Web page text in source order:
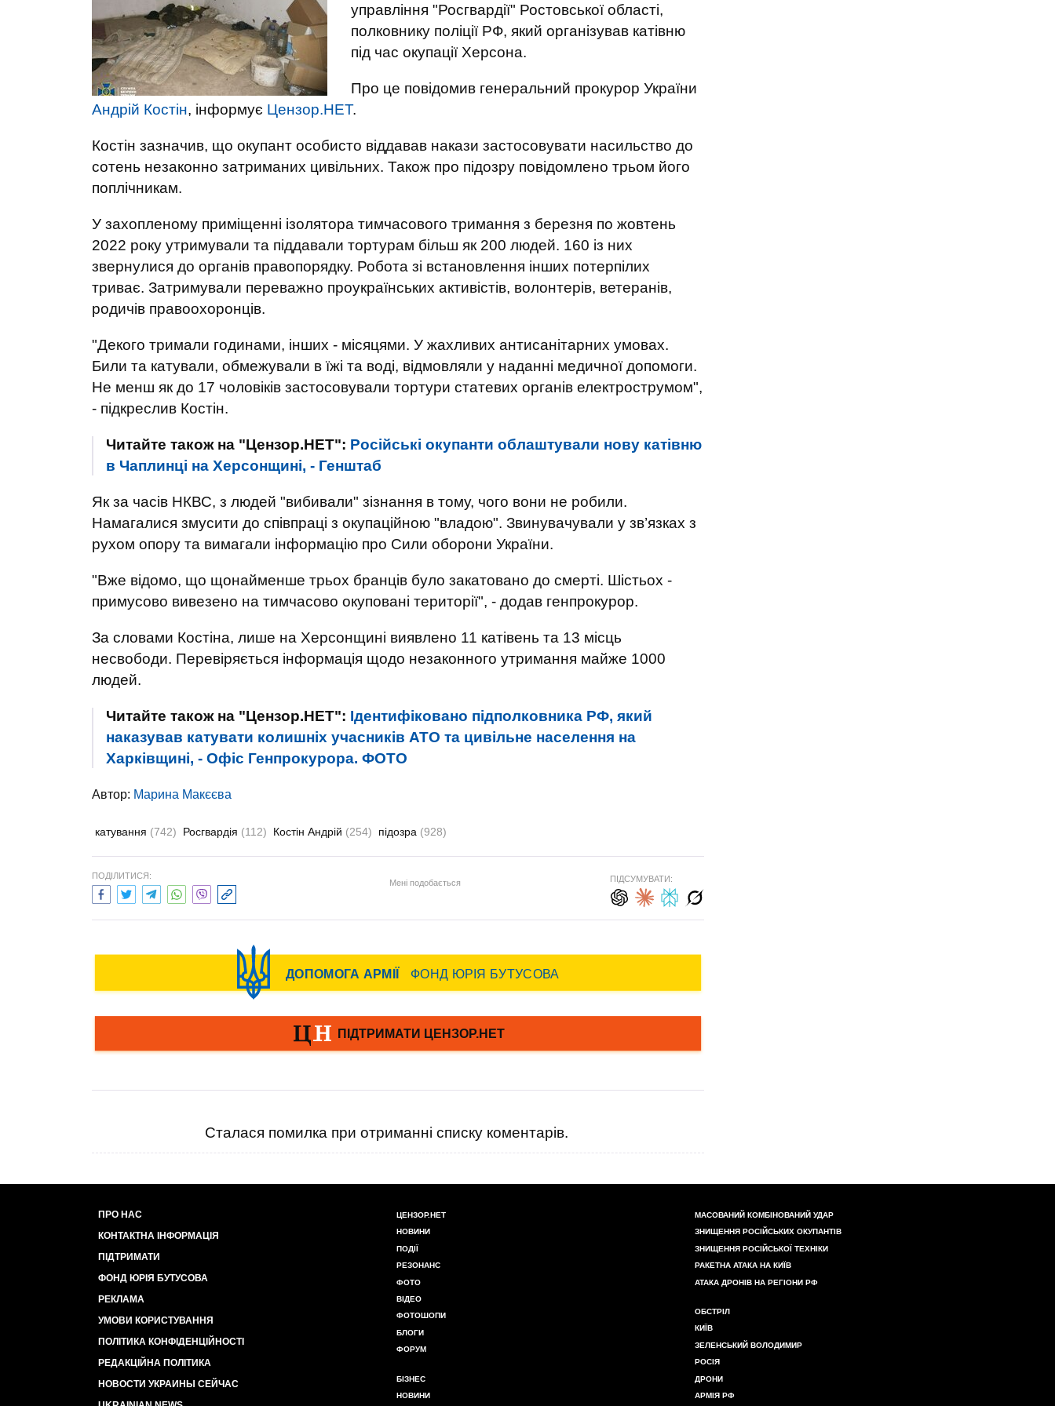
управління "Росгвардії" Ростовської області,
полковнику поліції РФ, який організував катівню
під час окупації Херсона.
Про це повідомив генеральний прокурор України
Андрій Костін, інформує Цензор.НЕТ.
Костін зазначив, що окупант особисто віддавав накази застосовувати насильство до
сотень незаконно затриманих цивільних. Також про підозру повідомлено трьом його
поплічникам.
У захопленому приміщенні ізолятора тимчасового тримання з березня по жовтень
2022 року утримували та піддавали тортурам більш як 200 людей. 160 із них
звернулися до органів правопорядку. Робота зі встановлення інших потерпілих
триває. Затримували переважно проукраїнських активістів, волонтерів, ветеранів,
родичів правоохоронців.
"Декого тримали годинами, інших - місяцями. У жахливих антисанітарних умовах.
Били та катували, обмежували в їжі та воді, відмовляли у наданні медичної допомоги.
Не менш як до 17 чоловіків застосовували тортури статевих органів електрострумом",
- підкреслив Костін.
Читайте також на "Цензор.НЕТ": Російські окупанти облаштували нову катівню
в Чаплинці на Херсонщині, - Генштаб
Як за часів НКВС, з людей "вибивали" зізнання в тому, чого вони не робили.
Намагалися змусити до співпраці з окупаційною "владою". Звинувачували у зв’язках з
рухом опору та вимагали інформацію про Сили оборони України.
"Вже відомо, що щонайменше трьох бранців було закатовано до смерті. Шістьох -
примусово вивезено на тимчасово окуповані території", - додав генпрокурор.
За словами Костіна, лише на Херсонщині виявлено 11 катівень та 13 місць
несвободи. Перевіряється інформація щодо незаконного утримання майже 1000
людей.
Читайте також на "Цензор.НЕТ": Ідентифіковано підполковника РФ, який
наказував катувати колишніх учасників АТО та цивільне населення на
Харківщині, - Офіс Генпрокурора. ФОТО
Автор: Марина Макєєва
катування (742) Росгвардія (112) Костін Андрій (254) підозра (928)
ПОДІЛИТИСЯ:
Мені подобається ПІДСУМУВАТИ:
Сталася помилка при отриманні списку коментарів.
ПРО НАС
КОНТАКТНА ІНФОРМАЦІЯ
ПІДТРИМАТИ
ФОНД ЮРІЯ БУТУСОВА
РЕКЛАМА
УМОВИ КОРИСТУВАННЯ
ПОЛІТИКА КОНФІДЕНЦІЙНОСТІ
РЕДАКЦІЙНА ПОЛІТИКА
НОВОСТИ УКРАИНЫ СЕЙЧАС
ЦЕНЗОР.НЕТ
НОВИНИ
ПОДІЇ
РЕЗОНАНС
ФОТО
ВІДЕО
ФОТОШОПИ
БЛОГИ
ФОРУМ
БІЗНЕС
НОВИНИ
МАСОВАНИЙ КОМБІНОВАНИЙ УДАР
ЗНИЩЕННЯ РОСІЙСЬКИХ ОКУПАНТІВ
ЗНИЩЕННЯ РОСІЙСЬКОЇ ТЕХНІКИ
РАКЕТНА АТАКА НА КИЇВ
АТАКА ДРОНІВ НА РЕГІОНИ РФ
ОБСТРІЛ
КИЇВ
ЗЕЛЕНСЬКИЙ ВОЛОДИМИР
РОСІЯ
ДРОНИ
АРМІЯ РФ